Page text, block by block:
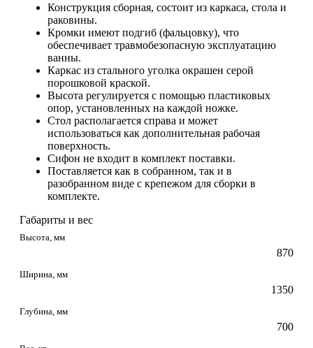
Конструкция сборная, состоит из каркаса, стола и
раковины.
Кромки имеют подгиб (фальцовку), что
обеспечивает травмобезопасную эксплуатацию
ванны.
Каркас из стального уголка окрашен серой
порошковой краской.
Высота регулируется с помощью пластиковых
опор, установленных на каждой ножке.
Стол располагается справа и может
использоваться как дополнительная рабочая
поверхность.
Сифон не входит в комплект поставки.
Поставляется как в собранном, так и в
разобранном виде с крепежом для сборки в
комплекте.
Габариты и вес
Высота, мм
870
Ширина, мм
1350
Глубина, мм
700